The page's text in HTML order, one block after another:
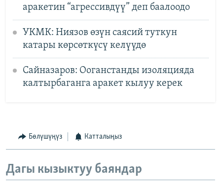
аракетин “агрессивдүү” деп баалоодо
УКМК: Ниязов өзүн саясий туткун
катары көрсөткүсү келүүдө
Сайназаров: Ооганстанды изоляцияда
калтырбаганга аракет кылуу керек
Бөлүшүңүз Катталыңыз
Дагы кызыктуу баяндар